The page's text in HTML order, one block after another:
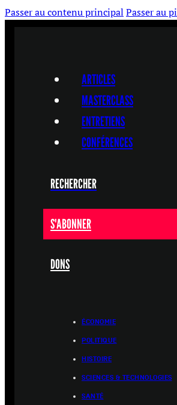
Passer au contenu principal Passer au
ARTICLES
MASTERCLASS
ENTRETIENS
CONFÉRENCES
RECHERCHER
S'ABONNER
DONS
ÉCONOMIE
POLITIQUE
HISTOIRE
SCIENCES & TECHNOLOGIES
SANTÉ